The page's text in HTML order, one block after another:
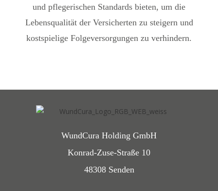
und pflegerischen Standards bieten, um die
Lebensqualität der Versicherten zu steigern und
kostspielige Folgeversorgungen zu verhindern.
WundCura Holding GmbH
Konrad-Zuse-Straße 10
48308 Senden